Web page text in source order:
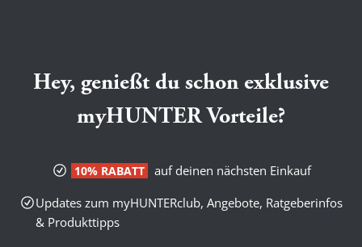
Hey, genießt du schon exklusive
myHUNTER Vorteile?
10% RABATT
auf deinen nächsten Einkauf
Updates zum myHUNTERclub, Angebote, Ratgeberinfos
& Produkttipps